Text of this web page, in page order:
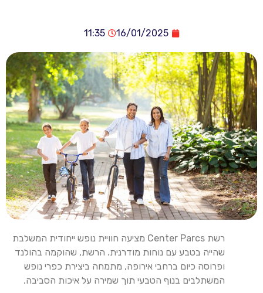
16/01/2025
11:35
רשת Center Parcs מציעה חוויית נופש ייחודית המשלבת
שהייה בטבע עם נוחות מודרנית. הרשת, שהוקמה בהולנד
ופרוסה כיום ברחבי אירופה, מתמחה ביצירת כפרי נופש
המשתלבים בנוף הטבעי תוך שמירה על איכות הסביבה.